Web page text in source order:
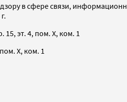
в сфере связи,
15, эт. 4, пом. X, ком. 1
X, ком. 1